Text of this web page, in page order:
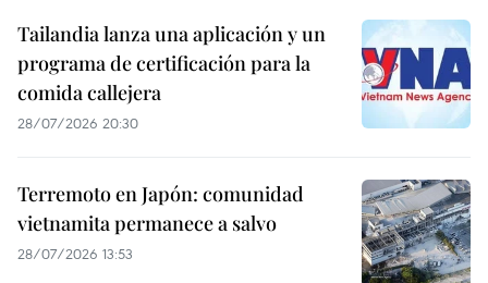
Tailandia lanza una aplicación y un
programa de certificación para la
comida callejera
28/07/2026 20:30
Terremoto en Japón: comunidad
vietnamita permanece a salvo
28/07/2026 13:53